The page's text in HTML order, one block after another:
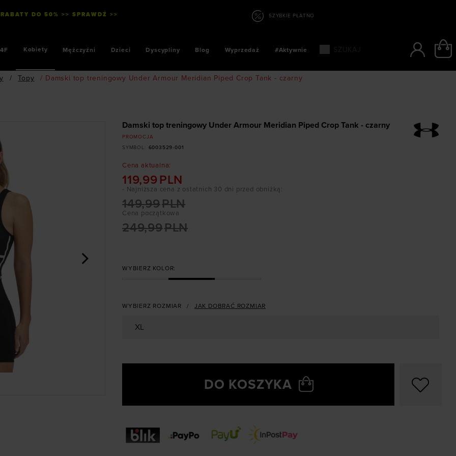
DO 50% >> SPRAWDŹ >> SZYBKIE PŁATNOŚCI: BLIK, PAYPO, PAYU
4F Kobiety Mężczyźni Dzieci Dyscypliny Blog Wyprzedaż #Aktywnie
/ Topy / Damski top treningowy Under Armour Meridian Piped Crop Tank - czarny
Damski top treningowy Under Armour Meridian Piped Crop Tank - czarny
PROMOCJA
SYMBOL
6003529-001
Cena aktualna:
119,99 PLN
Cena początkowa
249,99PLN
149,99PLN
- Najniższa cena z ostatnich 30 dni przed obniżką:
WYBIERZ KOLOR:
WYBIERZ ROZMIAR JAK DOBRAĆ ROZMIAR
XL
DO KOSZYKA